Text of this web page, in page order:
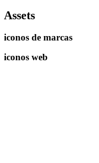
Assets
iconos de marcas
iconos web